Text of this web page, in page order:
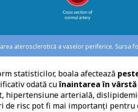
aterosclerotică a vaselor periferice. Sursa
statisticilor, boala afectează
odată cuînaintarea în vârstă
hipertensiune arterială,
de risc pot fi mai importanți